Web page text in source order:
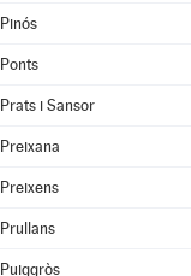
Pinós
Ponts
Prats i Sansor
Preixana
Preixens
Prullans
Puiggròs